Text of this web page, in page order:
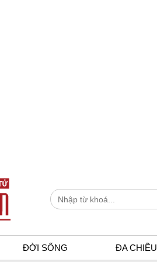
ĐỜI SỐNG ĐA CHIỀU